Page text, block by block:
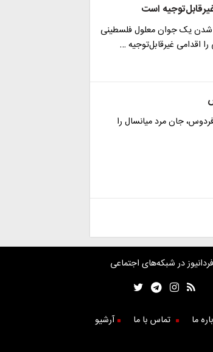
است
شدن یک جوان معلول فلسطینی
اقدامی غیرقابل‌توجیه …
جان مرد میانسال را
فردانیوز در شبکه‌های اجتماعی
ما تماس با ما آرشیو